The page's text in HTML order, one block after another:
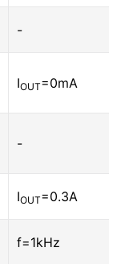
-
IOUT=0mA
-
IOUT=0.3A
f=1kHz